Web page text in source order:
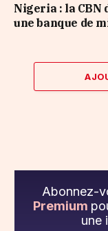
Nigeria : la
une banque de
Abonnez-
Premium
une